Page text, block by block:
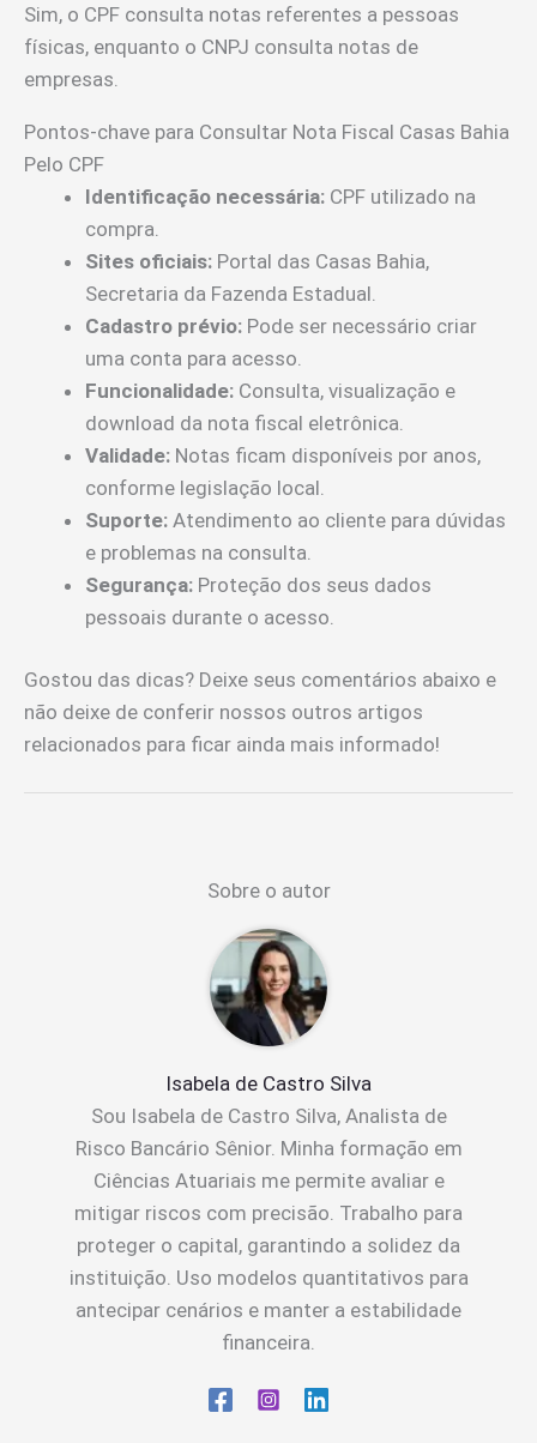
Sim, o CPF consulta notas referentes a pessoas
físicas, enquanto o CNPJ consulta notas de
empresas.
Pontos-chave para Consultar Nota Fiscal Casas Bahia
Pelo CPF
Identificação necessária: CPF utilizado na
compra.
Sites oficiais: Portal das Casas Bahia,
Secretaria da Fazenda Estadual.
Cadastro prévio: Pode ser necessário criar
uma conta para acesso.
Funcionalidade: Consulta, visualização e
download da nota fiscal eletrônica.
Validade: Notas ficam disponíveis por anos,
conforme legislação local.
Suporte: Atendimento ao cliente para dúvidas
e problemas na consulta.
Segurança: Proteção dos seus dados
pessoais durante o acesso.
Gostou das dicas? Deixe seus comentários abaixo e
não deixe de conferir nossos outros artigos
relacionados para ficar ainda mais informado!
Sobre o autor
Isabela de Castro Silva
Sou Isabela de Castro Silva, Analista de
Risco Bancário Sênior. Minha formação em
Ciências Atuariais me permite avaliar e
mitigar riscos com precisão. Trabalho para
proteger o capital, garantindo a solidez da
instituição. Uso modelos quantitativos para
antecipar cenários e manter a estabilidade
financeira.